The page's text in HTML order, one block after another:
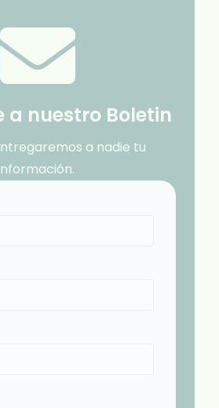
a nuestro Boletin
a nadie tu